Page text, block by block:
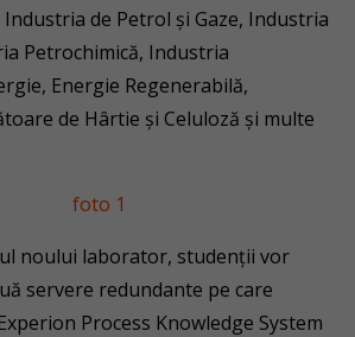
de Petrol și Gaze, Industria
Petrochimică, Industria
Energie Regenerabilă,
de Hârtie și Celuloză și multe
noului laborator, studenții vor
servere redundante pe care
Process Knowledge System